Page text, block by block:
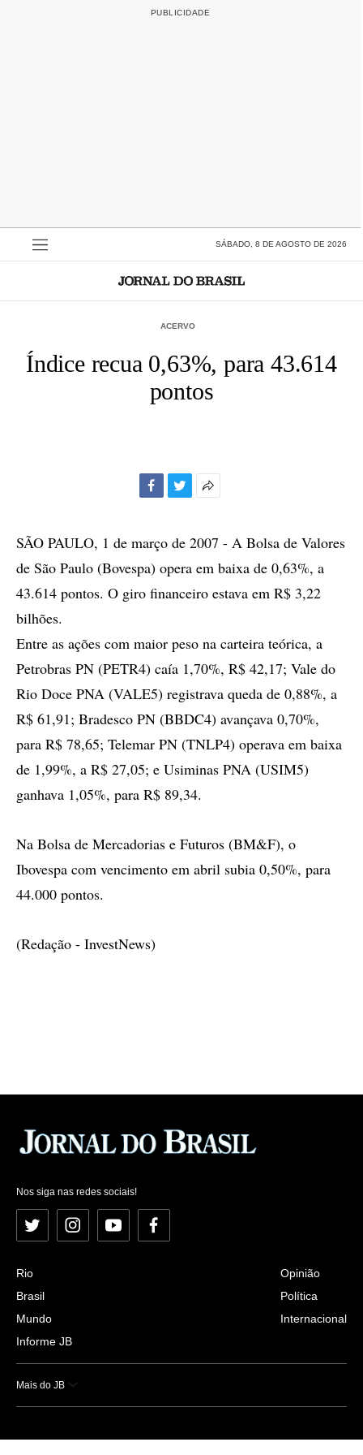
SÁBADO, 8 DE AGOSTO DE 2026
ACERVO
Índice recua 0,63%, para 43.614
pontos
compartilhamento
SÃO PAULO, 1 de março de 2007 - A Bolsa de Valores
de São Paulo (Bovespa) opera em baixa de 0,63%, a
43.614 pontos. O giro financeiro estava em R$ 3,22
bilhões.
Entre as ações com maior peso na carteira teórica, a
Petrobras PN (PETR4) caía 1,70%, R$ 42,17; Vale do
Rio Doce PNA (VALE5) registrava queda de 0,88%, a
R$ 61,91; Bradesco PN (BBDC4) avançava 0,70%,
para R$ 78,65; Telemar PN (TNLP4) operava em baixa
de 1,99%, a R$ 27,05; e Usiminas PNA (USIM5)
ganhava 1,05%, para R$ 89,34.
Na Bolsa de Mercadorias e Futuros (BM&F), o
Ibovespa com vencimento em abril subia 0,50%, para
44.000 pontos.
(Redação - InvestNews)
Nos siga nas redes sociais!
Twitter InstagramYouTubeFacebook
Rio
Brasil
Mundo
Informe JB
Opinião
Política
Internacional
Mais do JB
Esportes